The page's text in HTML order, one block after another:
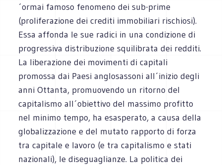
´ormai famoso fenomeno dei sub-prime
(proliferazione dei crediti immobiliari rischiosi).
Essa affonda le sue radici in una condizione di
progressiva distribuzione squilibrata dei redditi.
La liberazione dei movimenti di capitali
promossa dai Paesi anglosassoni all´inizio degli
anni Ottanta, promuovendo un ritorno del
capitalismo all´obiettivo del massimo profitto
nel minimo tempo, ha esasperato, a causa della
globalizzazione e del mutato rapporto di forza
tra capitale e lavoro (e tra capitalismo e stati
nazionali), le diseguaglianze. La politica dei